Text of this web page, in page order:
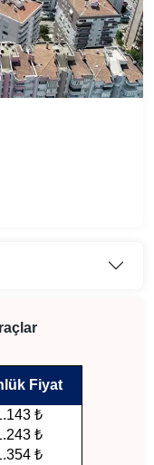
Fiyat
₺
₺
₺